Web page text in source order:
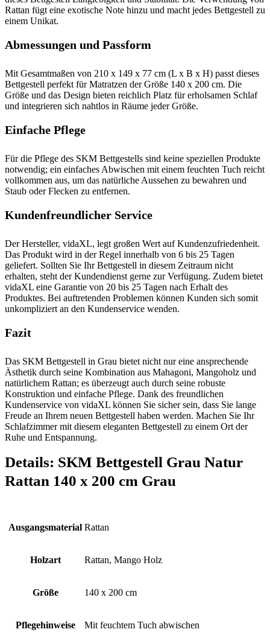
Rattan fügt eine exotische Note hinzu und macht jedes Bettgestell zu
einem Unikat.
Abmessungen und Passform
Mit Gesamtmaßen von 210 x 149 x 77 cm (L x B x H) passt dieses
Bettgestell perfekt für Matratzen der Größe 140 x 200 cm. Die
Größe und das Design bieten reichlich Platz für erholsamen Schlaf
und integrieren sich nahtlos in Räume jeder Größe.
Einfache Pflege
Für die Pflege des SKM Bettgestells sind keine speziellen Produkte
notwendig; ein einfaches Abwischen mit einem feuchten Tuch reicht
vollkommen aus, um das natürliche Aussehen zu bewahren und
Staub oder Flecken zu entfernen.
Kundenfreundlicher Service
Der Hersteller, vidaXL, legt großen Wert auf Kundenzufriedenheit.
Das Produkt wird in der Regel innerhalb von 6 bis 25 Tagen
geliefert. Sollten Sie Ihr Bettgestell in diesem Zeitraum nicht
erhalten, steht der Kundendienst gerne zur Verfügung. Zudem bietet
vidaXL eine Garantie von 20 bis 25 Tagen nach Erhalt des
Produktes. Bei auftretenden Problemen können Kunden sich somit
unkompliziert an den Kundenservice wenden.
Fazit
Das SKM Bettgestell in Grau bietet nicht nur eine ansprechende
Ästhetik durch seine Kombination aus Mahagoni, Mangoholz und
natürlichem Rattan; es überzeugt auch durch seine robuste
Konstruktion und einfache Pflege. Dank des freundlichen
Kundenservice von vidaXL können Sie sicher sein, dass Sie lange
Freude an Ihrem neuen Bettgestell haben werden. Machen Sie Ihr
Schlafzimmer mit diesem eleganten Bettgestell zu einem Ort der
Ruhe und Entspannung.
Details: SKM Bettgestell Grau Natur
Rattan 140 x 200 cm Grau
Ausgangsmaterial ‎Rattan
Holzart ‎Rattan, Mango Holz
Größe ‎140 x 200 cm
Pflegehinweise ‎Mit feuchtem Tuch abwischen